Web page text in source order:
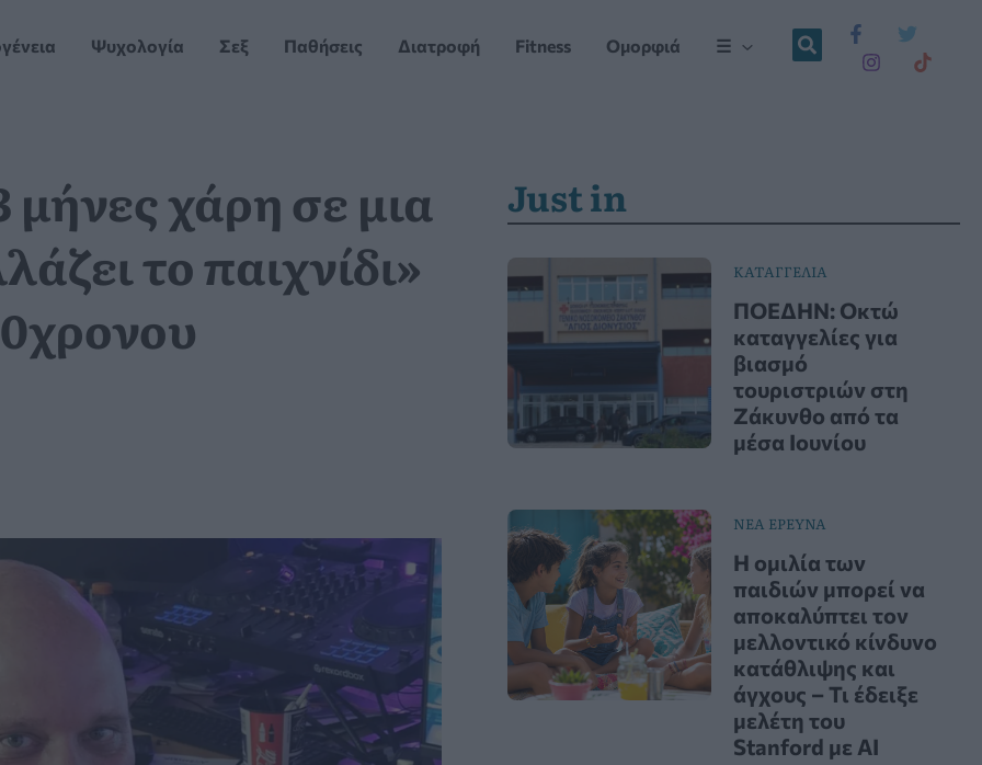
Ψυχολογία Σεξ Παθήσεις Διατροφή Fitness Ομορφιά ☰
μήνες χάρη σε μια
το παιχνίδι»
Just in
ΚΑΤΑΓΓΕΛΙΑ
ΠΟΕΔΗΝ: Οκτώ
καταγγελίες για
βιασμό
τουριστριών στη
Ζάκυνθο από τα
μέσα Ιουνίου
ΝΕΑ ΕΡΕΥΝΑ
Η ομιλία των
παιδιών μπορεί να
αποκαλύπτει τον
μελλοντικό κίνδυνο
κατάθλιψης και
άγχους – Τι έδειξε
μελέτη του
Stanford με AI